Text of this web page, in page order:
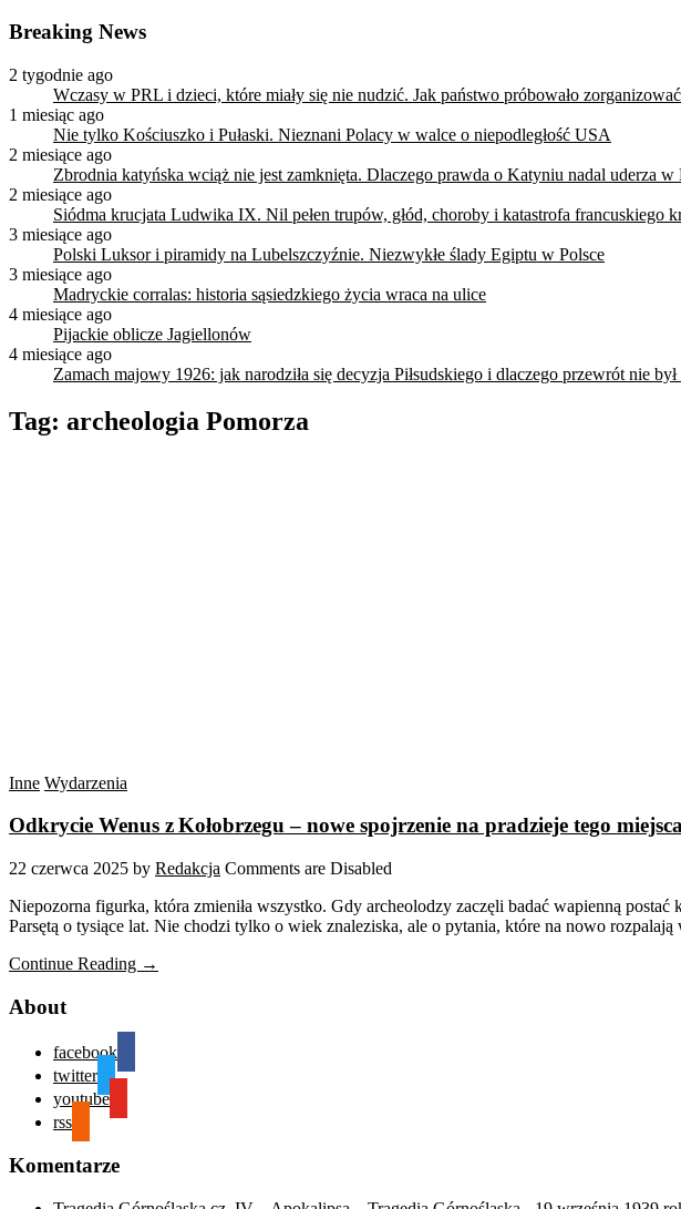
Breaking News
2 tygodnie ago
Wczasy w PRL i dzieci, które miały się nie nudzić. Jak państwo próbowało
1 miesiąc ago
Nie tylko Kościuszko i Pułaski. Nieznani Polacy w walce o niepodległość USA
2 miesiące ago
Zbrodnia katyńska wciąż nie jest zamknięta. Dlaczego prawda o Katyniu nadal uderza w
2 miesiące ago
Siódma krucjata Ludwika IX. Nil pełen trupów, głód, choroby i katastrofa francuskiego
3 miesiące ago
Polski Luksor i piramidy na Lubelszczyźnie. Niezwykłe ślady Egiptu w Polsce
3 miesiące ago
Madryckie corralas: historia sąsiedzkiego życia wraca na ulice
4 miesiące ago
Pijackie oblicze Jagiellonów
4 miesiące ago
Zamach majowy 1926: jak narodziła się decyzja Piłsudskiego i dlaczego przewrót nie
Tag: archeologia Pomorza
Inne Wydarzenia
Odkrycie Wenus z Kołobrzegu – nowe spojrzenie na pradzieje tego
22 czerwca 2025 by Redakcja Comments are Disabled
Niepozorna figurka, która zmieniła wszystko. Gdy archeolodzy zaczęli badać wapienną
Parsętą o tysiące lat. Nie chodzi tylko o wiek znaleziska, ale o pytania, które na nowo
Continue Reading →
About
facebook
twitter
youtube
rss
Komentarze